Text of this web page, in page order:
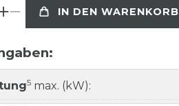
IN DEN WARENKORB
5 max. (kW):